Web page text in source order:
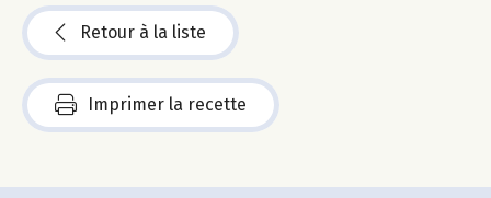
Retour à la liste
Imprimer la recette